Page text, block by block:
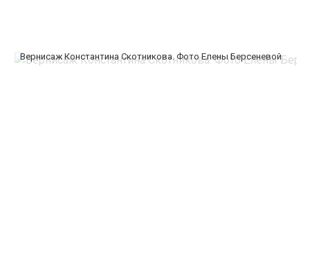
Вернисаж Константина Скотникова. Фото Елены Берсеневой